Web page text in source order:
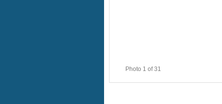
Photo 1 of 31